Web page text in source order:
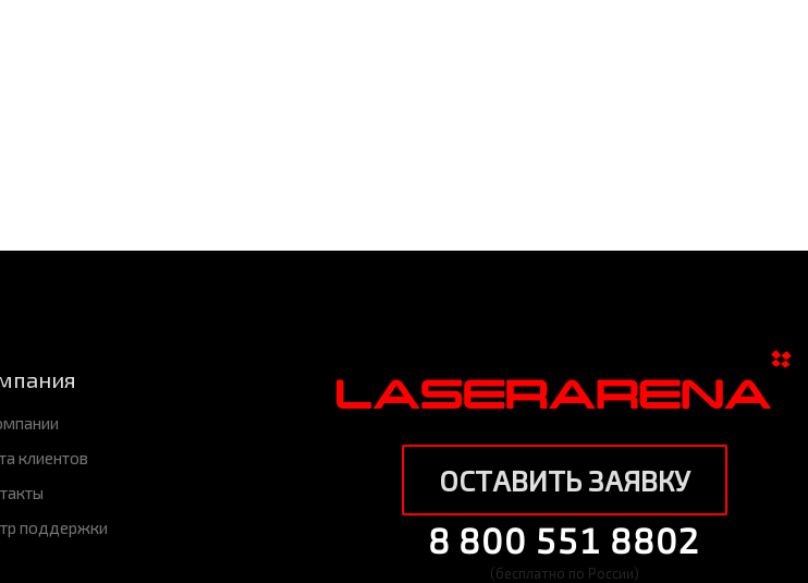
клиентов
поддержки
ОСТАВИТЬ ЗАЯВКУ
8 800 551 8802
(бесплатно по России)